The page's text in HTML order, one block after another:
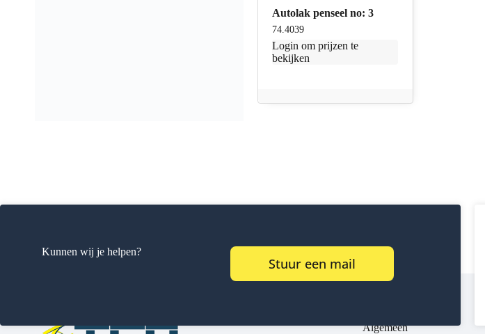
Autolak penseel no: 3
74.4039
Login om prijzen te
bekijken
Kunnen wij je helpen?
Stuur een mail
Algemeen